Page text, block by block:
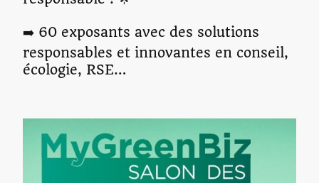
➡️ 60 exposants avec des solutions
responsables et innovantes en conseil,
écologie, RSE…